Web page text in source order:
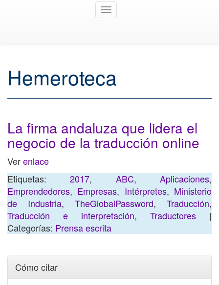
Toggle
Hemeroteca
La firma andaluza que lidera el
negocio de la traducción online
Verenlace
Etiquetas:2017, ABC,Aplicaciones,
Emprendedores, Empresas, Intérpretes, Ministerio
de Industria, TheGlobalPassword, Traducción,
Traducción e interpretación, Traductores |
Categorías: Prensa escrita
Cómo citar